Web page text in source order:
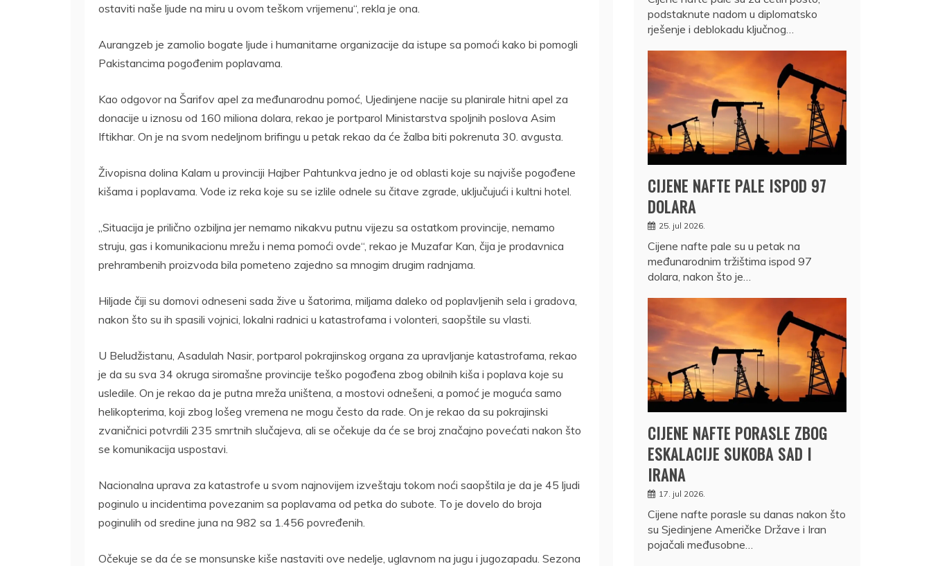
ostaviti naše ljude na miru u ovom teškom vrijemenu“, rekla je ona.
Aurangzeb je zamolio bogate ljude i humanitarne organizacije da istupe sa pomoći kako bi pomogli
Pakistancima pogođenim poplavama.
Kao odgovor na Šarifov apel za međunarodnu pomoć, Ujedinjene nacije su planirale hitni apel za
donacije u iznosu od 160 miliona dolara, rekao je portparol Ministarstva spoljnih poslova Asim
Iftikhar. On je na svom nedeljnom brifingu u petak rekao da će žalba biti pokrenuta 30. avgusta.
Živopisna dolina Kalam u provinciji Hajber Pahtunkva jedno je od oblasti koje su najviše pogođene
kišama i poplavama. Vode iz reka koje su se izlile odnele su čitave zgrade, uključujući i kultni hotel.
„Situacija je prilično ozbiljna jer nemamo nikakvu putnu vijezu sa ostatkom provincije, nemamo
struju, gas i komunikacionu mrežu i nema pomoći ovde“, rekao je Muzafar Kan, čija je prodavnica
prehrambenih proizvoda bila pometeno zajedno sa mnogim drugim radnjama.
Hiljade čiji su domovi odneseni sada žive u šatorima, miljama daleko od poplavljenih sela i gradova,
nakon što su ih spasili vojnici, lokalni radnici u katastrofama i volonteri, saopštile su vlasti.
U Beludžistanu, Asadulah Nasir, portparol pokrajinskog organa za upravljanje katastrofama, rekao
je da su sva 34 okruga siromašne provincije teško pogođena zbog obilnih kiša i poplava koje su
usledile. On je rekao da je putna mreža uništena, a mostovi odnešeni, a pomoć je moguća samo
helikopterima, koji zbog lošeg vremena ne mogu često da rade. On je rekao da su pokrajinski
zvaničnici potvrdili 235 smrtnih slučajeva, ali se očekuje da će se broj značajno povećati nakon što
se komunikacija uspostavi.
Nacionalna uprava za katastrofe u svom najnovijem izveštaju tokom noći saopštila je da je 45 ljudi
poginulo u incidentima povezanim sa poplavama od petka do subote. To je dovelo do broja
poginulih od sredine juna na 982 sa 1.456 povređenih.
Očekuje se da će se monsunske kiše nastaviti ove nedelje, uglavnom na jugu i jugozapadu. Sezona
podstaknute nadom u diplomatsko
rješenje i deblokadu ključnog…
CIJENE NAFTE PALE ISPOD 97
DOLARA
25. jul 2026.
Cijene nafte pale su u petak na
međunarodnim tržištima ispod 97
dolara, nakon što je…
CIJENE NAFTE PORASLE ZBOG
ESKALACIJE SUKOBA SAD I
IRANA
17. jul 2026.
Cijene nafte porasle su danas nakon što
su Sjedinjene Američke Države i Iran
pojačali međusobne…